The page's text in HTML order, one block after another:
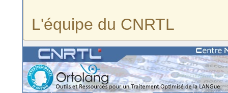
L'équipe du CNRTL